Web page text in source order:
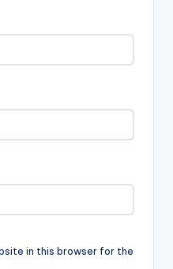
in this browser for the